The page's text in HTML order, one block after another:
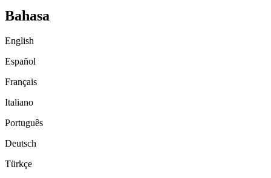
Bahasa
English
Español
Français
Italiano
Português
Deutsch
Türkçe